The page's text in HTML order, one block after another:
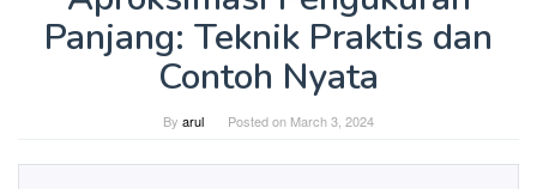
Panjang: Teknik Praktis dan
Contoh Nyata
By arul Posted on March 3, 2024